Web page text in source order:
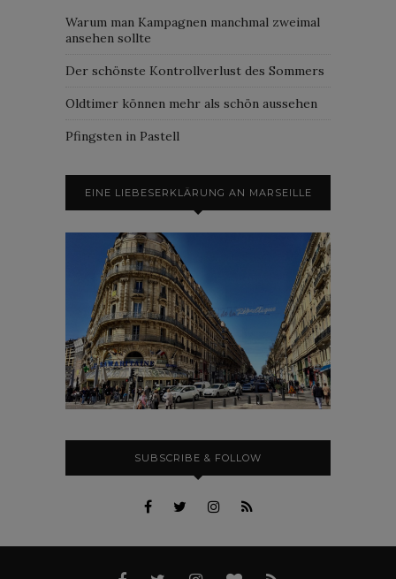
Warum man Kampagnen manchmal zweimal
ansehen sollte
Der schönste Kontrollverlust des Sommers
Oldtimer können mehr als schön aussehen
Pfingsten in Pastell
EINE LIEBESERKLÄRUNG AN MARSEILLE
SUBSCRIBE & FOLLOW